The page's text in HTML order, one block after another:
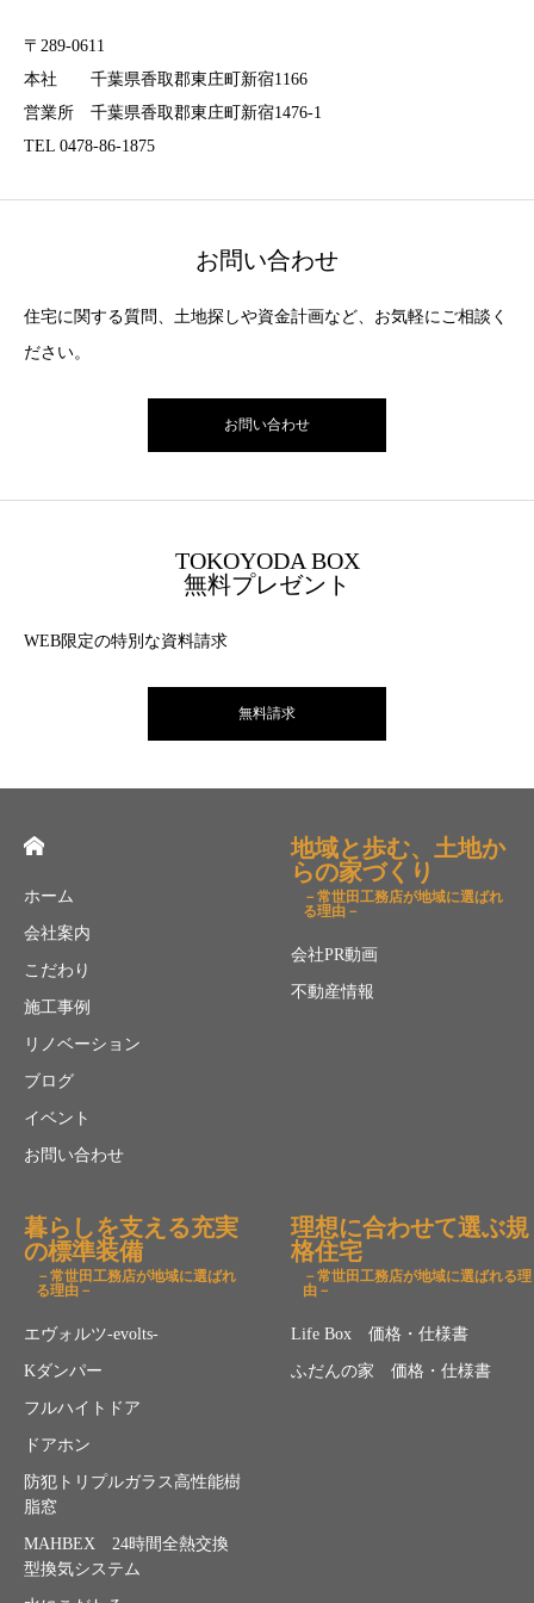
〒289-0611
本社 千葉県香取郡東庄町新宿1166
営業所 千葉県香取郡東庄町新宿1476-1
TEL 0478-86-1875
お問い合わせ
住宅に関する質問、土地探しや資金計画など、お気軽にご相談く
ださい。
お問い合わせ
TOKOYODA BOX
無料プレゼント
WEB限定の特別な資料請求
無料請求
ホーム
会社案内
こだわり
施工事例
リノベーション
ブログ
イベント
お問い合わせ
地域と歩む、土地か
らの家づくり
－常世田工務店が地域に選ばれ
る理由－
会社PR動画
不動産情報
暮らしを支える充実
の標準装備
－常世田工務店が地域に選ばれ
る理由－
エヴォルツ-evolts-
Kダンパー
フルハイトドア
ドアホン
防犯トリプルガラス高性能樹
脂窓
MAHBEX 24時間全熱交換
型換気システム
理想に合わせて選ぶ規
格住宅
－常世田工務店が地域に選ばれる理
由－
Life Box 価格・仕様書
ふだんの家 価格・仕様書